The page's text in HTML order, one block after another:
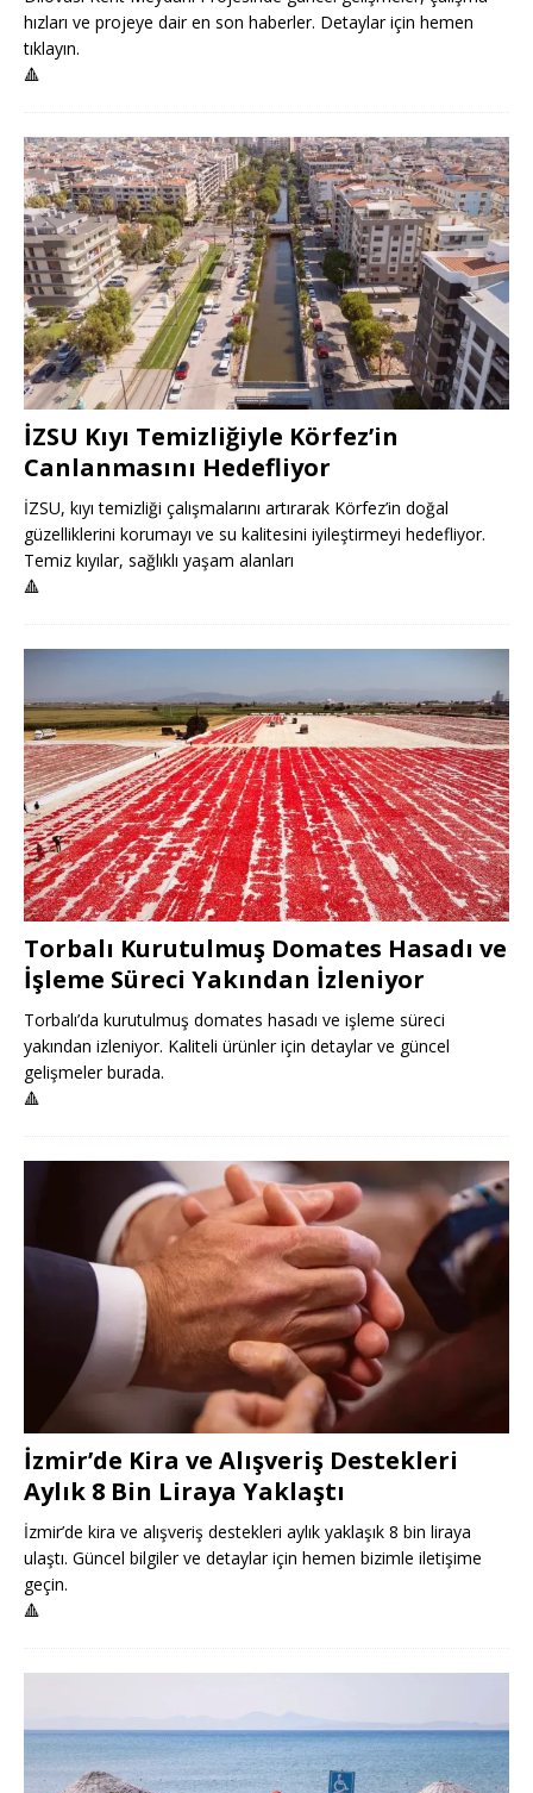
hızları ve projeye dair en son haberler. Detaylar için hemen
tıklayın.
🔺
İZSU Kıyı Temizliğiyle Körfez’in
Canlanmasını Hedefliyor
İZSU, kıyı temizliği çalışmalarını artırarak Körfez’in doğal
güzelliklerini korumayı ve su kalitesini iyileştirmeyi hedefliyor.
Temiz kıyılar, sağlıklı yaşam alanları
🔺
Torbalı Kurutulmuş Domates Hasadı ve
İşleme Süreci Yakından İzleniyor
Torbalı’da kurutulmuş domates hasadı ve işleme süreci
yakından izleniyor. Kaliteli ürünler için detaylar ve güncel
gelişmeler burada.
🔺
İzmir’de Kira ve Alışveriş Destekleri
Aylık 8 Bin Liraya Yaklaştı
İzmir’de kira ve alışveriş destekleri aylık yaklaşık 8 bin liraya
ulaştı. Güncel bilgiler ve detaylar için hemen bizimle iletişime
geçin.
🔺